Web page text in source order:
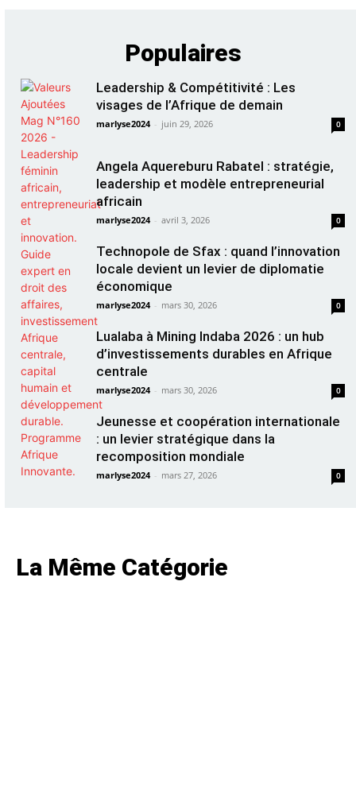
Populaires
Leadership & Compétitivité : Les
visages de l’Afrique de demain
marlyse2024 - juin 29, 2026 0
Angela Aquereburu Rabatel : stratégie,
leadership et modèle entrepreneurial
africain
marlyse2024 - avril 3, 2026 0
Technopole de Sfax : quand l’innovation
locale devient un levier de diplomatie
économique
marlyse2024 - mars 30, 2026 0
Lualaba à Mining Indaba 2026 : un hub
d’investissements durables en Afrique
centrale
marlyse2024 - mars 30, 2026 0
Jeunesse et coopération internationale
: un levier stratégique dans la
recomposition mondiale
marlyse2024 - mars 27, 2026 0
La Même Catégorie